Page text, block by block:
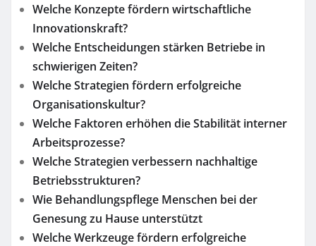
Welche Konzepte fördern wirtschaftliche
Innovationskraft?
Welche Entscheidungen stärken Betriebe in
schwierigen Zeiten?
Welche Strategien fördern erfolgreiche
Organisationskultur?
Welche Faktoren erhöhen die Stabilität interner
Arbeitsprozesse?
Welche Strategien verbessern nachhaltige
Betriebsstrukturen?
Wie Behandlungspflege Menschen bei der
Genesung zu Hause unterstützt
Welche Werkzeuge fördern erfolgreiche